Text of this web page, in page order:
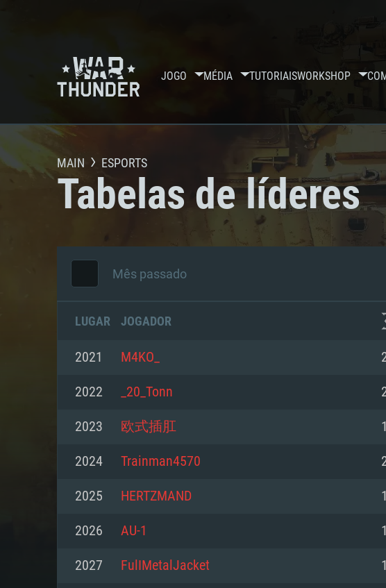
JOGO MÉDIA TUTORIAISWORKSHOP
MAIN ESPORTS
Tabelas de líderes
Mês passado
LUGAR JOGADOR
2021 M4KO_
2022 _20_Tonn
2023 欧式插肛
2024 Trainman4570
2025 HERTZMAND
2026 AU-1
2027 FulIMetalJacket